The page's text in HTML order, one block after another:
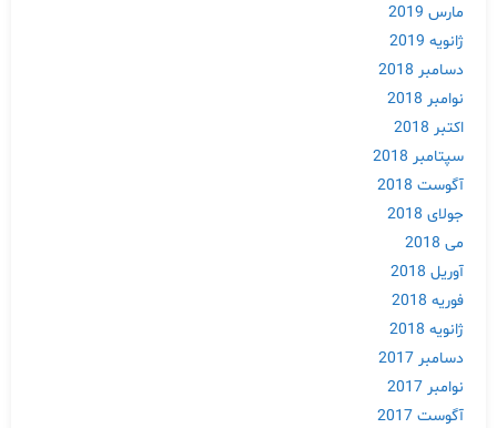
مارس 2019
ژانویه 2019
دسامبر 2018
نوامبر 2018
اکتبر 2018
سپتامبر 2018
آگوست 2018
جولای 2018
می 2018
آوریل 2018
فوریه 2018
ژانویه 2018
دسامبر 2017
نوامبر 2017
آگوست 2017